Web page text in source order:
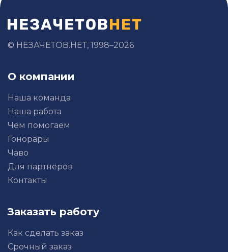
© НЕЗАЧЕТОВ.НЕТ, 1998–2026
О компании
Наша команда
Наша работа
Чем помогаем
Гонорары
Чаво
Для партнеров
Контакты
Заказать работу
Как сделать заказ
Срочный заказ